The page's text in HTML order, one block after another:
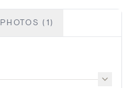
PHOTOS (1)